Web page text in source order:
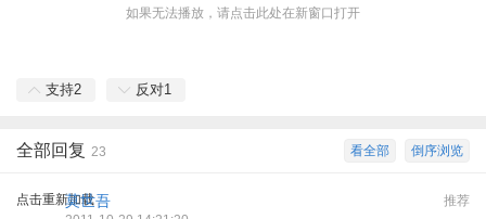
如果无法播放，请点击此处在新窗口打开
支持2 反对1
倒序浏览
看全部
全部回复 23
点击重新加载 推荐
莫世吾